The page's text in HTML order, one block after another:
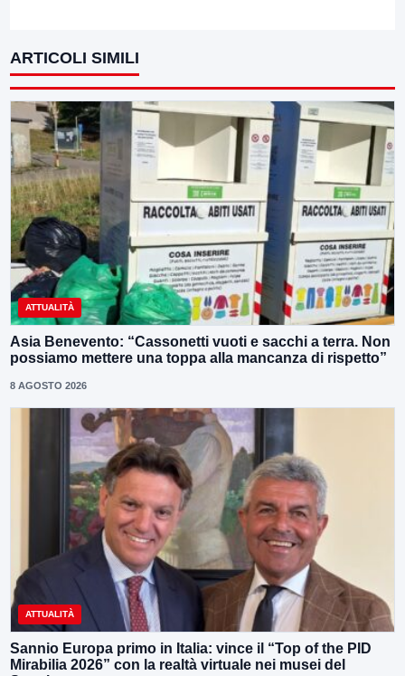
ARTICOLI SIMILI
ATTUALITÀ
Asia Benevento: “Cassonetti vuoti e sacchi a terra. Non
possiamo mettere una toppa alla mancanza di rispetto”
8 AGOSTO 2026
ATTUALITÀ
Sannio Europa primo in Italia: vince il “Top of the PID
Mirabilia 2026” con la realtà virtuale nei musei del